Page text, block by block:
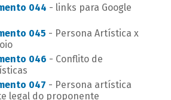
044 - links para Google
045 - Persona Artística x
046 - Conflito de
047 - Persona artística
legal do proponente